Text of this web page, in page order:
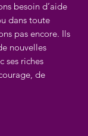
besoin d’aide
dans toute
pas encore. Ils
nouvelles
ses riches
de